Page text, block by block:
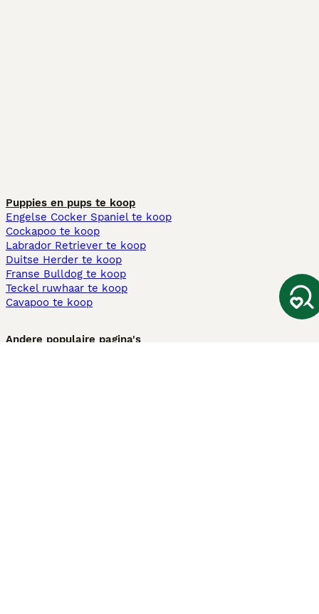
Puppies en pups te koop
Engelse Cocker Spaniel te koop
Cockapoo te koop
Labrador Retriever te koop
Duitse Herder te koop
Franse Bulldog te koop
Teckel ruwhaar te koop
Cavapoo te koop
Andere populaire pagina's